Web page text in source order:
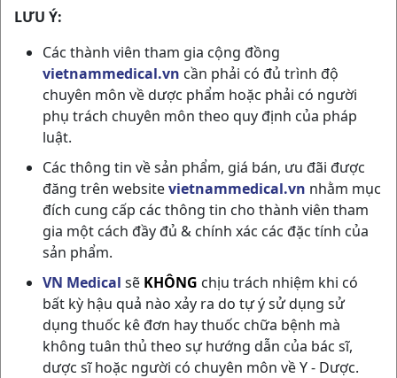
LƯU Ý:
Các thành viên tham gia cộng đồng
vietnammedical.vn cần phải có đủ trình độ
chuyên môn về dược phẩm hoặc phải có người
phụ trách chuyên môn theo quy định của pháp
luật.
Các thông tin về sản phẩm, giá bán, ưu đãi được
đăng trên websitevietnammedical.vn nhằm mục
đích cung cấp các thông tin cho thành viên tham
gia một cách đầy đủ & chính xác các đặc tính của
sản phẩm.
VN Medical sẽ KHÔNG chịu trách nhiệm khi có
bất kỳ hậu quả nào xảy ra do tự ý sử dụng sử
dụng thuốc kê đơn hay thuốc chữa bệnh mà
không tuân thủ theo sự hướng dẫn của bác sĩ,
dược sĩ hoặc người có chuyên môn về Y - Dược.
FLUOTIN 20MG H20VNA STELLAPHARM
NSX:Stellapharm
Nhóm hàng:Thần Kinh - Mạch Máu Não,